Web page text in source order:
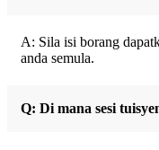
A: Sila isi borang
anda semula.
Q: Di mana sesi